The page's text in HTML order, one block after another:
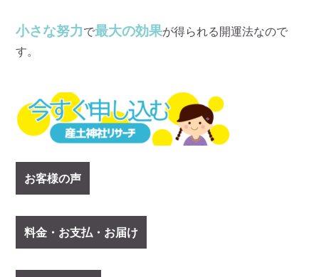
小さな努力で最大の効果が得られる開運法なので
す。
お客様の声
料金・お支払・お届け